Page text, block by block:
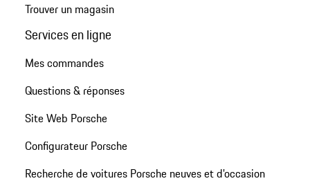
Trouver un magasin
Services en ligne
Mes commandes
Questions & réponses
Site Web Porsche
Configurateur Porsche
Recherche de voitures Porsche neuves et d'occasion